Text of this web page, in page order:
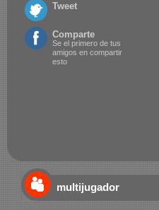
Tweet
Comparte
Se el primero de tus
amigos en compartir
esto
multijugador